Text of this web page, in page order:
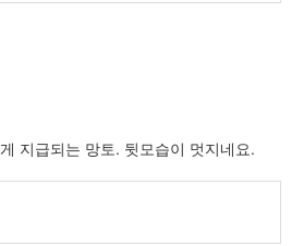
지급되는 망토. 뒷모습이 멋지네요.